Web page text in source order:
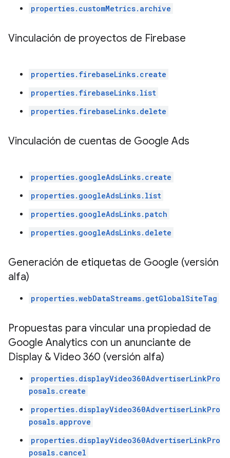
properties.customMetrics.archive
Vinculación de proyectos de Firebase
properties.firebaseLinks.create
properties.firebaseLinks.list
properties.firebaseLinks.delete
Vinculación de cuentas de Google Ads
properties.googleAdsLinks.create
properties.googleAdsLinks.list
properties.googleAdsLinks.patch
properties.googleAdsLinks.delete
Generación de etiquetas de Google (versión
alfa)
properties.webDataStreams.getGlobalSiteTag
Propuestas para vincular una propiedad de
Google Analytics con un anunciante de
Display & Video 360 (versión alfa)
properties.displayVideo360AdvertiserLinkPro
posals.create
properties.displayVideo360AdvertiserLinkPro
posals.approve
properties.displayVideo360AdvertiserLinkPro
posals.cancel